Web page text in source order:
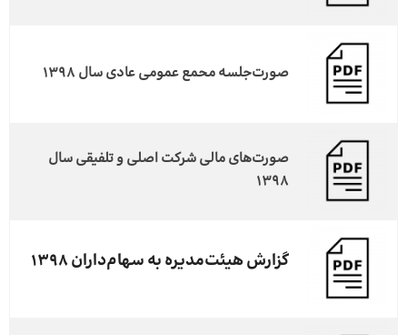
صورت‌جلسه محمع عمومی عادی سال 1398
صورت‌های مالی شرکت اصلی و تلفیقی سال
1398
گزارش هیئت‌مدیره به سهام‌داران 1398